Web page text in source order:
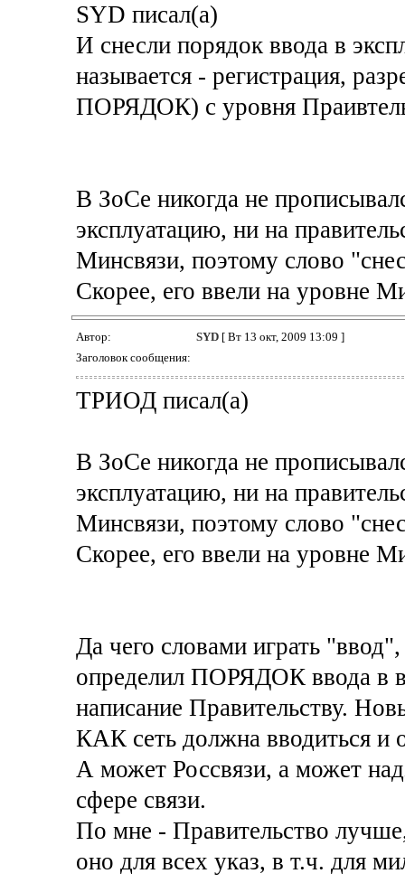
SYD писал(а)
И снесли порядок ввода в
называется - регистрация,
ПОРЯДОК) с уровня
В ЗоСе никогда не
эксплуатацию, ни на
Минсвязи, поэтому слово
Скорее, его ввели на уровне
Автор: SYD[ Вт 13 окт, 2009 13:09 ]
Заголовок сообщения:
ТРИОД писал(а)
В ЗоСе никогда не
эксплуатацию, ни на
Минсвязи, поэтому слово
Скорее, его ввели на уровне
Да чего словами играть
определил ПОРЯДОК ввода в
написание Правительству.
КАК сеть должна вводиться и
А может Россвязи, а может
сфере связи.
По мне - Правительство
оно для всех указ, в т.ч. для